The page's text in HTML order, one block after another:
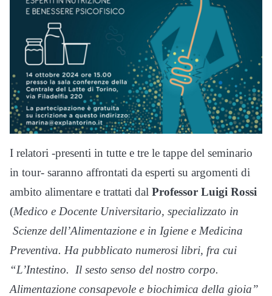
I relatori -presenti in tutte e tre le tappe del seminario
in tour- saranno affrontati da esperti su argomenti di
ambito alimentare e trattati dal Professor Luigi Rossi
(Medico e Docente Universitario, specializzato in
Scienze dell’Alimentazione e in Igiene e Medicina
Preventiva. Ha pubblicato numerosi libri, fra cui
“L’Intestino.
Il sesto senso del nostro corpo.
Alimentazione consapevole e biochimica della gioia”